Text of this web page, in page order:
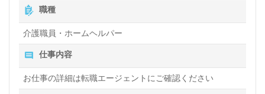
職種
介護職員・ホームヘルパー
仕事内容
お仕事の詳細は転職エージェントにご確認ください